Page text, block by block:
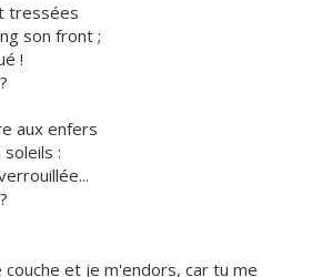
tressées
son front ;
!
aux enfers
:
et je m'endors, car tu me